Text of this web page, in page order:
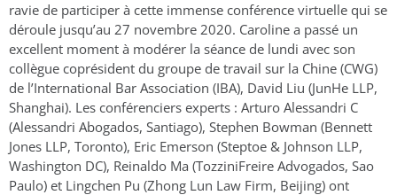
ravie de participer à cette immense conférence virtuelle qui se
déroule jusqu’au 27 novembre 2020. Caroline a passé un
excellent moment à modérer la séance de lundi avec son
collègue coprésident du groupe de travail sur la Chine (CWG)
de l’International Bar Association (IBA), David Liu (JunHe LLP,
Shanghai). Les conférenciers experts : Arturo Alessandri C
(Alessandri Abogados, Santiago), Stephen Bowman (Bennett
Jones LLP, Toronto), Eric Emerson (Steptoe & Johnson LLP,
Washington DC), Reinaldo Ma (TozziniFreire Advogados, Sao
Paulo) et Lingchen Pu (Zhong Lun Law Firm, Beijing) ont